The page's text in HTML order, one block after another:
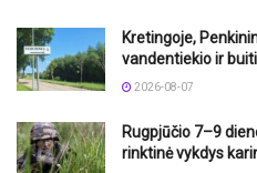
Kretingoje,
vandentiekio ir
2026-08-07
Rugpjūčio 7–9
rinktinė vykdys